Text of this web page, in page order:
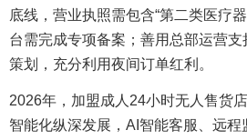
底线，营业执照需包含“第二类医疗
台需完成专项备案；善用总部运营
策划，充分利用夜间订单红利。
2026年，加盟成人24小时无人售货
智能化纵深发展，AI智能客服、远